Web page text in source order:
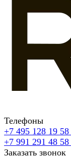
Телефоны
+7 495 128 19 58
+7 991 291 48 58
Заказать звонок